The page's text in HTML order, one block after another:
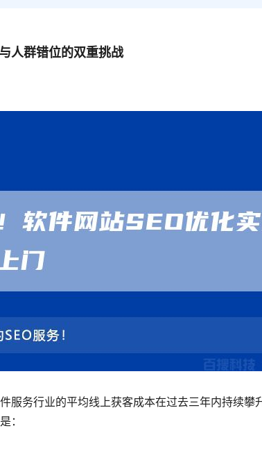
人群错位的双重挑战
服务行业的平均线上获客成本在过去三年内持续攀
：